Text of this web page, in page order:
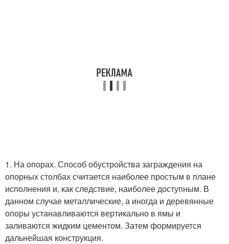
1. На опорах. Способ обустройства заграждения на
опорных столбах считается наиболее простым в плане
исполнения и, как следствие, наиболее доступным. В
данном случае металлические, а иногда и деревянные
опоры устанавливаются вертикально в ямы и
заливаются жидким цементом. Затем формируется
дальнейшая конструкция.